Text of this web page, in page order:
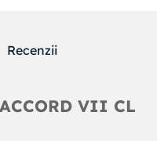
Recenzii
VII CL